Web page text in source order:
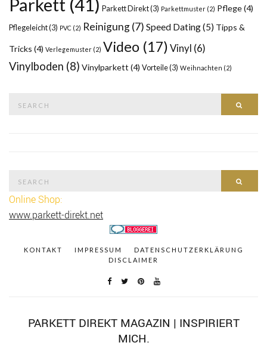
Parkett (41) Parkett Direkt(3) Parkettmuster (2) Pflege(4)
Pflegeleicht(3) PVC (2) Reinigung(7) Speed Dating(5) Tipps &
Tricks (4) Verlegemuster (2) Video (17)Vinyl (6)
Vinylboden (8) Vinylparkett(4) Vorteile(3) Weihnachten (2)
Online Shop:
www.parkett-direkt.net
KONTAKT IMPRESSUM
DATENSCHUTZERKLÄRUNG
DISCLAIMER
PARKETT DIREKT MAGAZIN | INSPIRIERT
MICH.